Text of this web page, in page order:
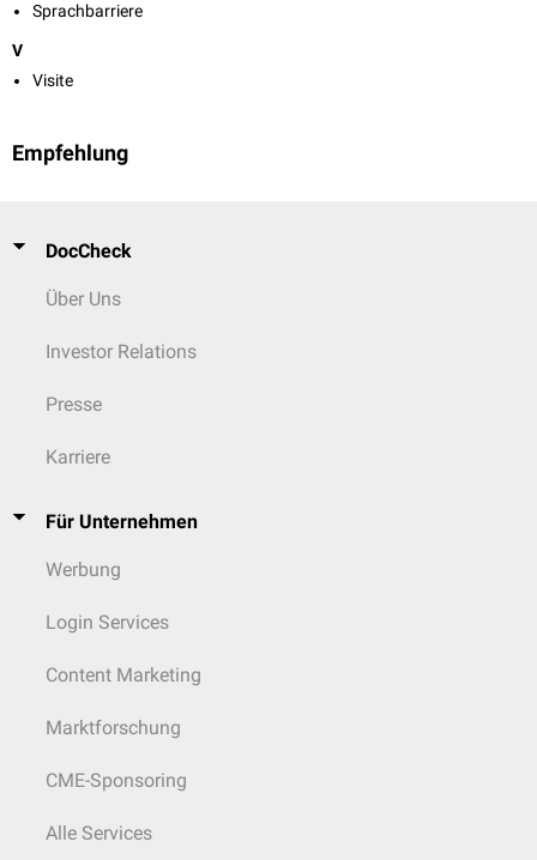
Sprachbarriere
V
Visite
Empfehlung
DocCheck
Über Uns
Investor Relations
Presse
Karriere
Für Unternehmen
Werbung
Login Services
Content Marketing
Marktforschung
CME-Sponsoring
Alle Services